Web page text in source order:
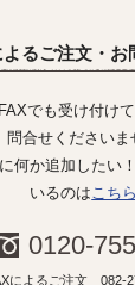
よるご注文・お
でも受け付け
問合せくださいま
何か追加したい
いるのはこちら
0120-
によるご注文 082-